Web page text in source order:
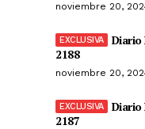
noviembre 20,
Diario
2188
noviembre 20,
Diario
2187